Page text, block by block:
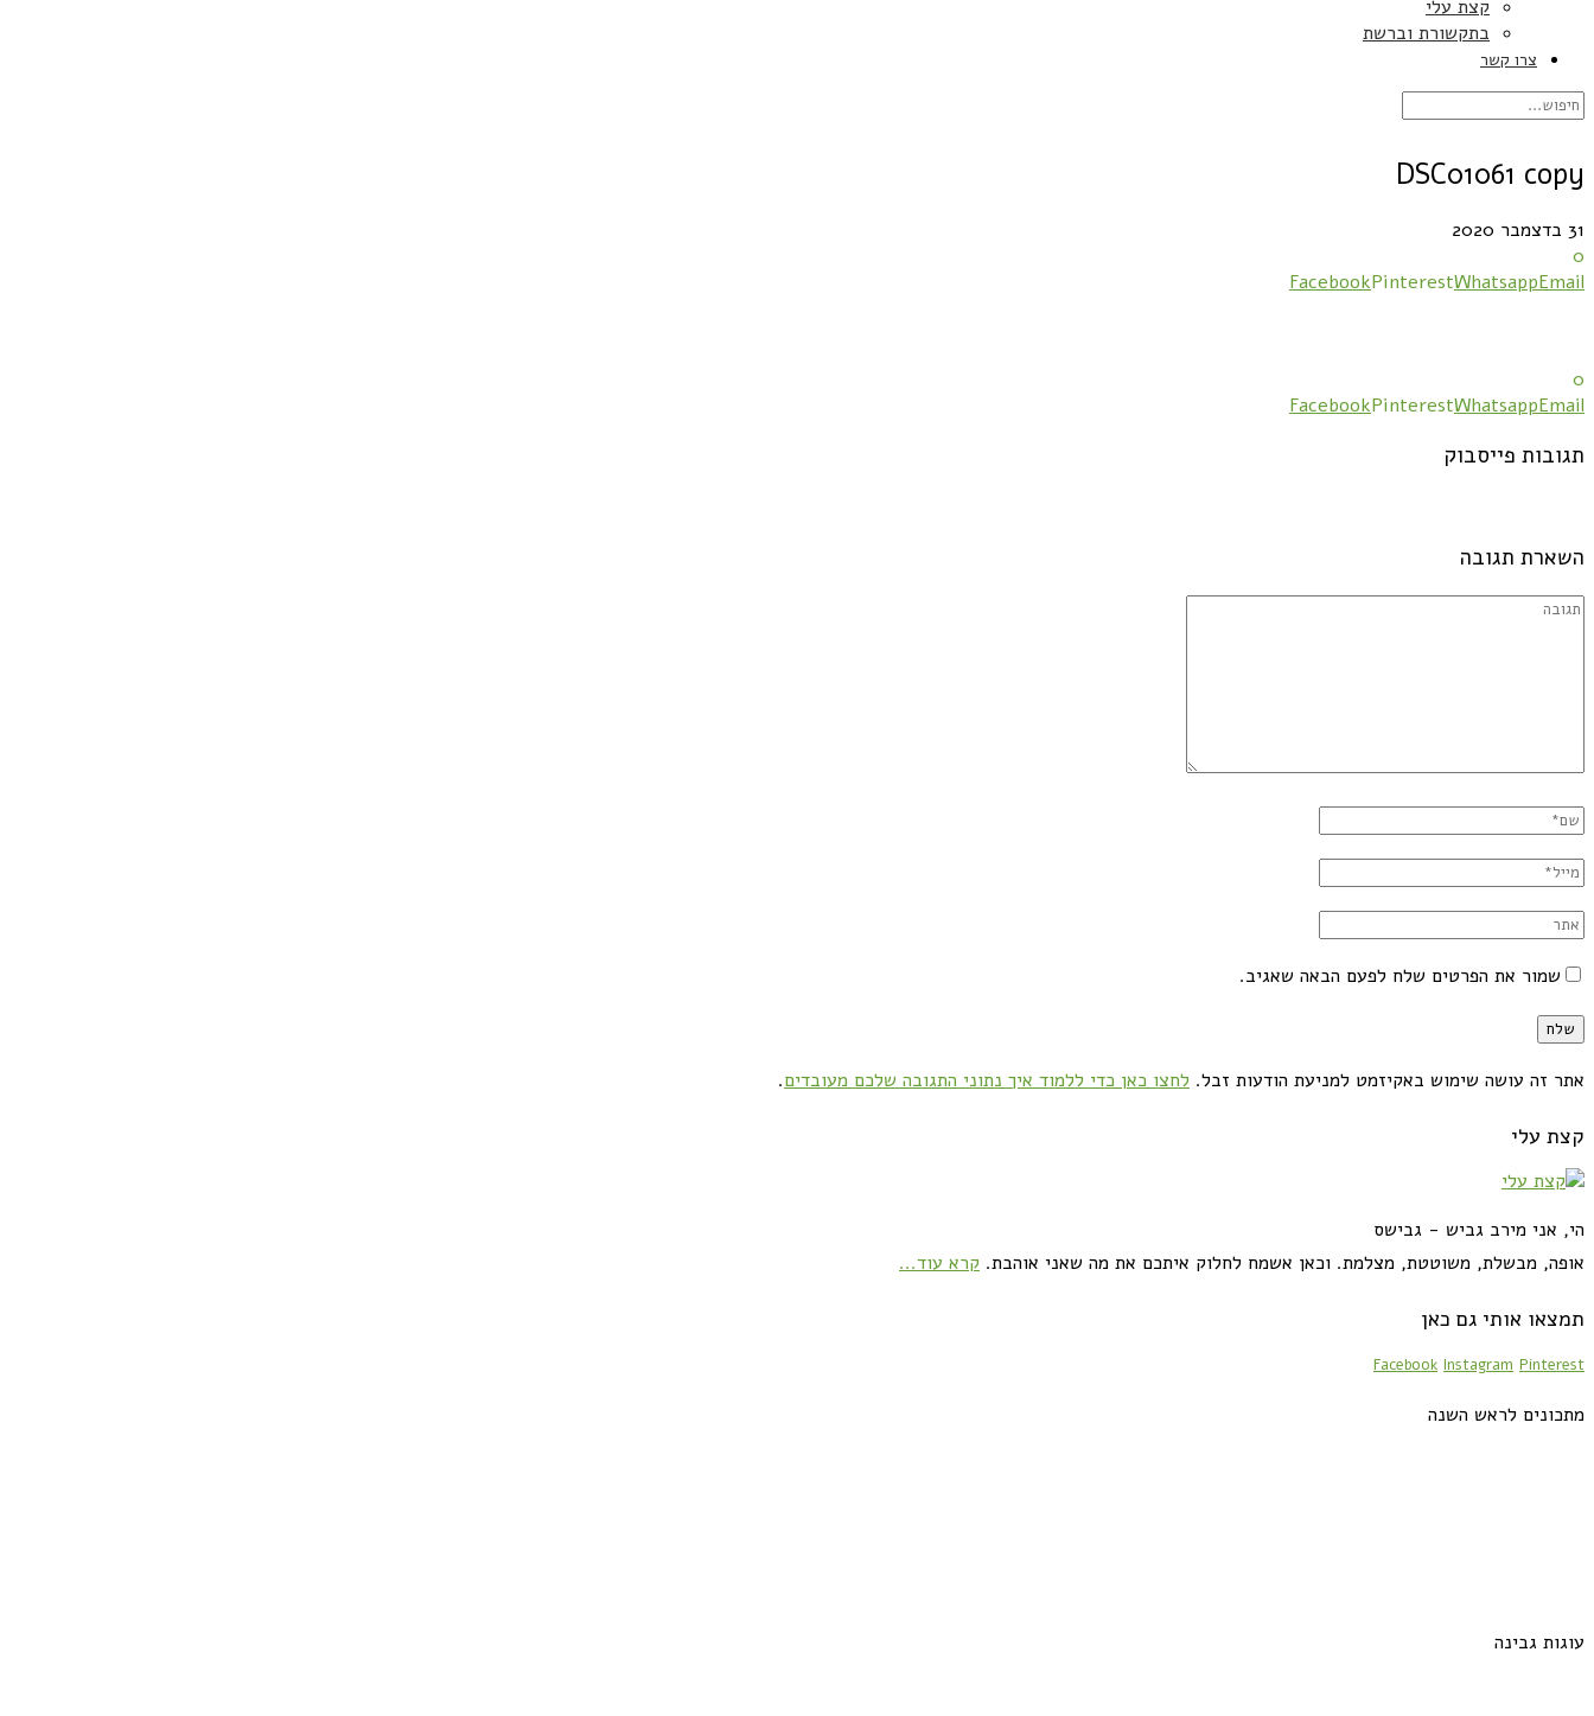
קצת עלי
בתקשורת וברשת
צרו קשר
DSC01061 copy
31 בדצמבר 2020
0
FacebookPinterestWhatsappEmail
0
FacebookPinterestWhatsappEmail
תגובות פייסבוק
השארת תגובה
שמור את הפרטים שלח לפעם הבאה שאגיב.
אתר זה עושה שימוש באקיזמט למניעת הודעות זבל. לחצו כאן כדי ללמוד איך נתוני התגובה שלכם מעובדים.
קצת עלי
הי, אני מירב גביש - גבישס
אופה, מבשלת, משוטטת, מצלמת. וכאן אשמח לחלוק איתכם את מה שאני אוהבת. קרא עוד...
תמצאו אותי גם כאן
Facebook Instagram Pinterest
מתכונים לראש השנה
עוגות גבינה